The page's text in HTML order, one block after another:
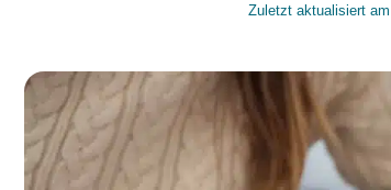
Zuletzt aktualisiert am